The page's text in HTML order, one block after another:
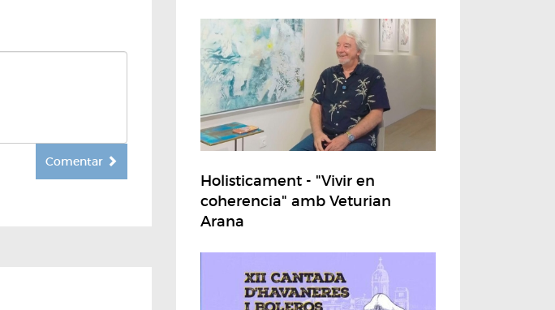
Comentar
Holisticament - "Vivir en
coherencia" amb Veturian
Arana